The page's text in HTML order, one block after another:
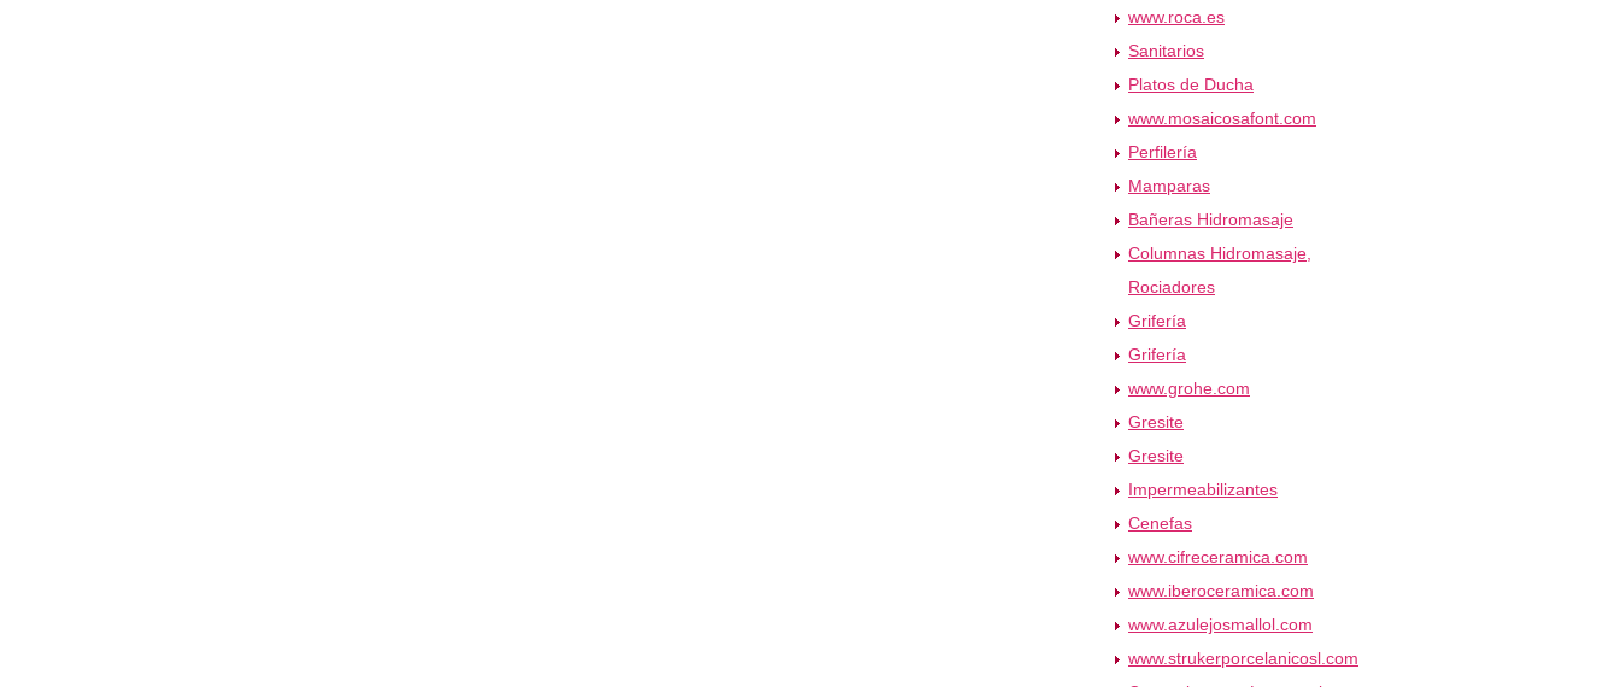
www.roca.es
Sanitarios
Platos de Ducha
www.mosaicosafont.com
Perfilería
Mamparas
Bañeras Hidromasaje
Columnas Hidromasaje,
Rociadores
Grifería
Grifería
www.grohe.com
Gresite
Gresite
Impermeabilizantes
Cenefas
www.cifreceramica.com
www.iberoceramica.com
www.azulejosmallol.com
www.strukerporcelanicosl.com